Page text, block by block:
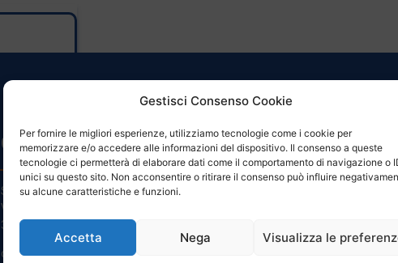
Gestisci Consenso Cookie
Per fornire le migliori esperienze, utilizziamo tecnologie come i cookie per
memorizzare e/o accedere alle informazioni del dispositivo. Il consenso a queste
tecnologie ci permetterà di elaborare dati come il comportamento di navigazione o
unici su questo sito. Non acconsentire o ritirare il consenso può influire
su alcune caratteristiche e funzioni.
Accetta Nega Visualizza le
CONTATTI
Sede Legale:
Via Principe Di Udine 144
33030 Campoformido (Ud)
clienti@officinefvg.it
ORARI
Domenica: Chiuso